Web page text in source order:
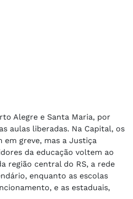
Alegre e Santa Maria, por
aulas liberadas. Na Capital, os
em greve, mas a Justiça
da educação voltem ao
região central do RS, a rede
enquanto as escolas
e as estaduais,